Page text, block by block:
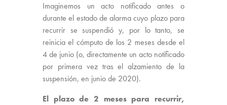
Imaginemos un acto notificado antes o
durante el estado de alarma cuyo plazo para
recurrir se suspendió y, por lo tanto, se
reinicia el cómputo de los 2 meses desde el
4 de junio (o, directamente un acto notificado
por primera vez tras el alzamiento de la
suspensión, en junio de 2020).
El plazo de 2 meses para recurrir,